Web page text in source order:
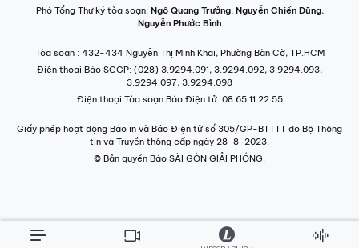
Phó Tổng Thư ký tòa soạn: Ngô Quang Trưởng, Nguyễn Chiến Dũng,
Nguyễn Phước Bình
Tòa soạn : 432-434 Nguyễn Thị Minh Khai, Phường Bàn Cờ, TP.HCM
Điện thoại Báo SGGP: (028) 3.9294.091, 3.9294.092, 3.9294.093,
3.9294.097, 3.9294.098
Điện thoại Tòa soạn Báo Điện tử: 08 65 11 22 55
Giấy phép hoạt động Báo in và Báo Điện tử số 305/GP-BTTTT do Bộ Thông
tin và Truyền thông cấp ngày 28-8-2023.
© Bản quyền Báo SÀI GÒN GIẢI PHÓNG.